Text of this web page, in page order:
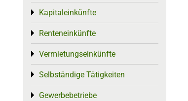
Kapitaleinkünfte
Toggle menu
Renteneinkünfte
Toggle menu
Vermietungseinkünfte
Toggle menu
Selbständige Tätigkeiten
Toggle menu
Gewerbebetriebe
Toggle menu